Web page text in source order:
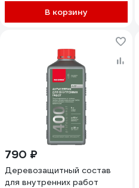
В корзину
790 ₽
Деревозащитный состав
для внутренних работ